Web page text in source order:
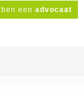
ben een advocaat